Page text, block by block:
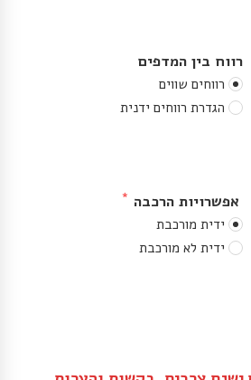
רווח בין המדפים
רווחים שווים
הגדרת רווחים ידנית
אפשרויות הרכבה
ידית מורכבת
ידית לא מורכבת